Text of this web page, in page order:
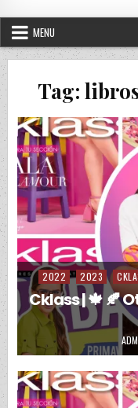
MENU
Tag:
Posted in
2022 2023
Cklass | 🍁 🍂